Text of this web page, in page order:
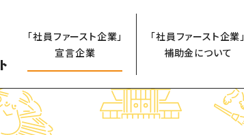
「社員ファースト企業」
宣言企業
「社員ファースト企業」
補助金について